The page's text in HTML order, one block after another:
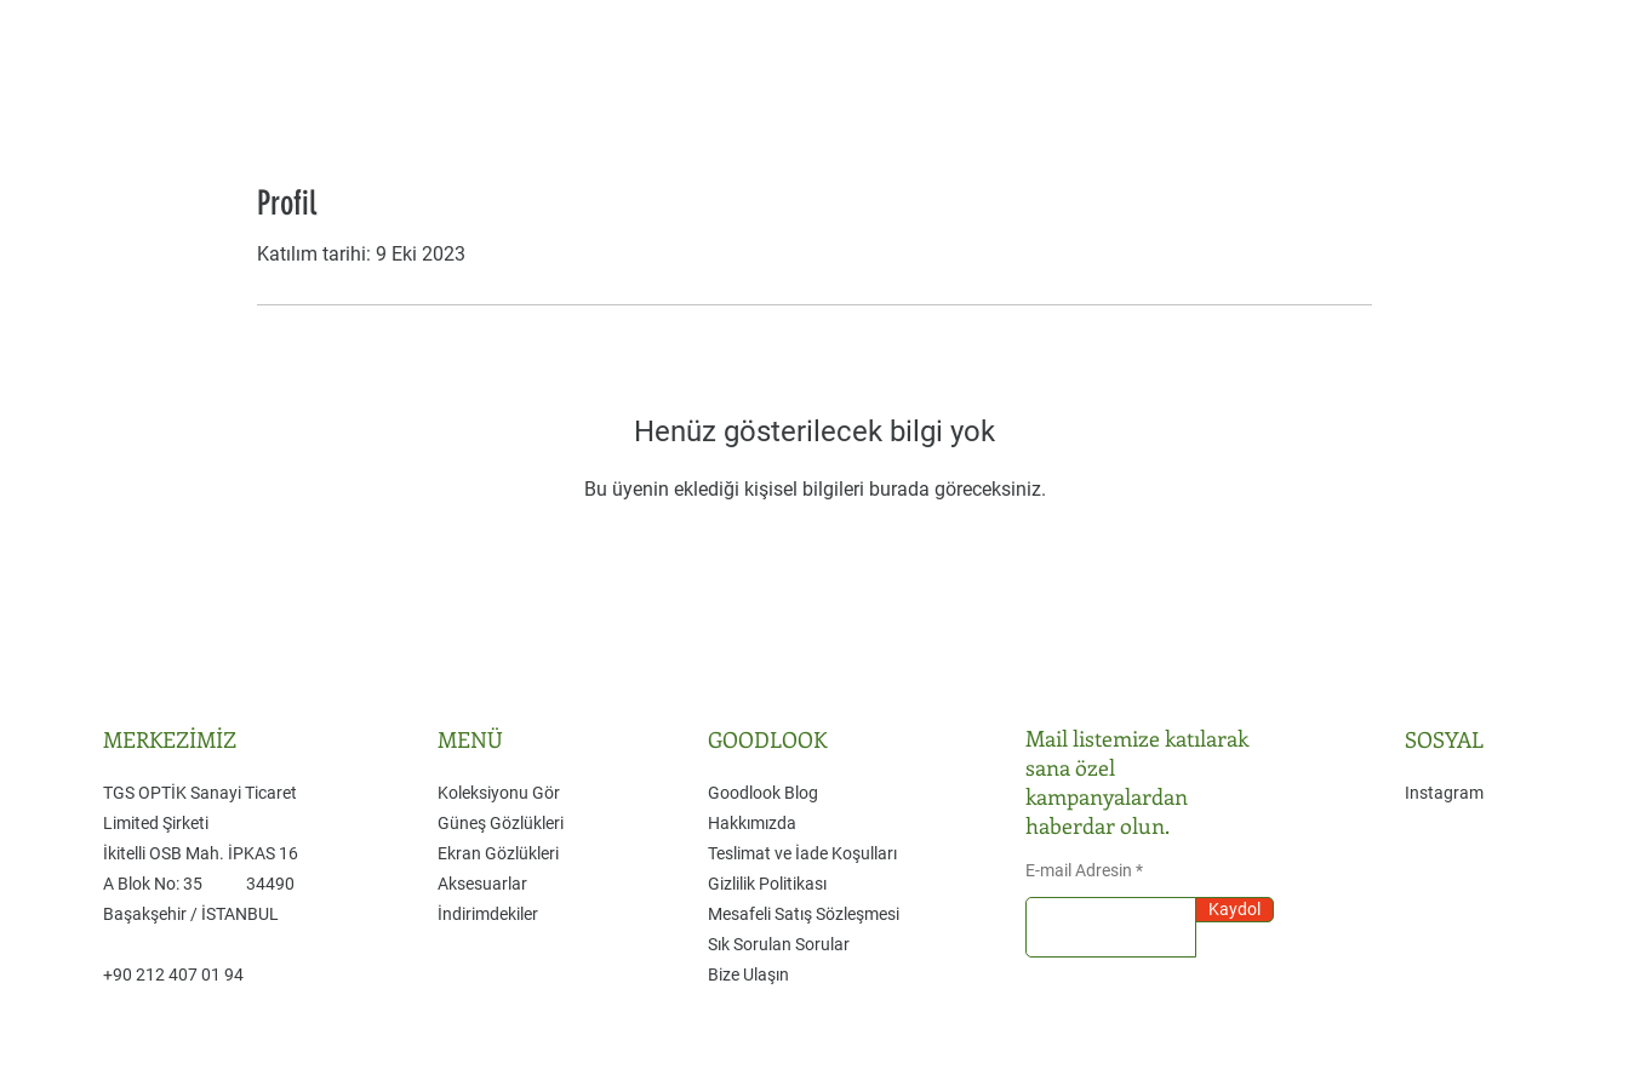
Profil
Katılım tarihi: 9 Eki 2023
Henüz gösterilecek bilgi yok
Bu üyenin eklediği kişisel bilgileri burada göreceksiniz.
MERKEZİMİZ
TGS OPTİK Sanayi Ticaret
Limited Şirketi
​İkitelli OSB Mah. İPKAS 16
A Blok No: 35 ​34490
Başakşehir / İSTANBUL
+90 212 407 01 94
MENÜ
Koleksiyonu Gör
Güneş Gözlükleri
Ekran Gözlükleri
Aksesuarlar
İndirimdekiler
GOODLOOK
Goodlook Blog
Hakkımızda
Teslimat ve İade Koşulları
Gizlilik Politikası
Mesafeli Satış Sözleşmesi
Sık Sorulan Sorular
Bize Ulaşın
Mail listemize katılarak
sana özel
kampanyalardan
haberdar olun.
E-mail Adresin
Kaydol
SOSYAL
Instagram